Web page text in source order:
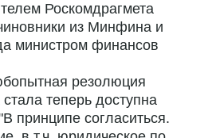
Роскомдрагмета
из Минфина и
министром финансов
резолюция
теперь доступна
принципе согласиться.